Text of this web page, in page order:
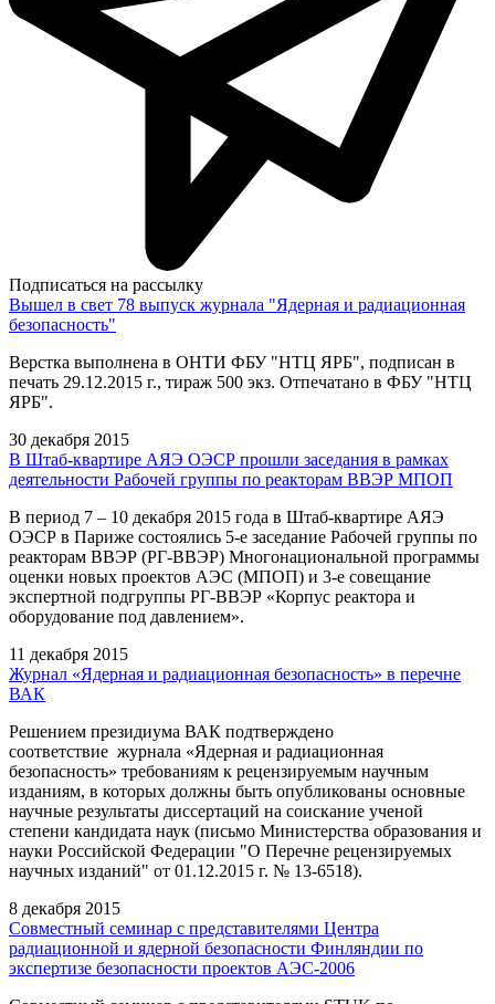
Подписаться на рассылку
Вышел в свет 78 выпуск журнала "Ядерная и радиационная
безопасность"
Верстка выполнена в ОНТИ ФБУ "НТЦ ЯРБ", подписан в
печать 29.12.2015 г., тираж 500 экз. Отпечатано в ФБУ "НТЦ
ЯРБ".
30 декабря 2015
В Штаб-квартире АЯЭ ОЭСР прошли заседания в рамках
деятельности Рабочей группы по реакторам ВВЭР МПОП
В период 7 – 10 декабря 2015 года в Штаб-квартире АЯЭ
ОЭСР в Париже состоялись 5-е заседание Рабочей группы по
реакторам ВВЭР (РГ-ВВЭР) Многонациональной программы
оценки новых проектов АЭС (МПОП) и 3-е совещание
экспертной подгруппы РГ-ВВЭР «Корпус реактора и
оборудование под давлением».
11 декабря 2015
Журнал «Ядерная и радиационная безопасность» в перечне
ВАК
Решением президиума ВАК подтверждено
соответствие журнала «Ядерная и радиационная
безопасность» требованиям к рецензируемым научным
изданиям, в которых должны быть опубликованы основные
научные результаты диссертаций на соискание ученой
степени кандидата наук (письмо Министерства образования и
науки Российской Федерации "О Перечне рецензируемых
научных изданий" от 01.12.2015 г. № 13-6518).
8 декабря 2015
Совместный семинар с представителями Центра
радиационной и ядерной безопасности Финляндии по
экспертизе безопасности проектов АЭС-2006